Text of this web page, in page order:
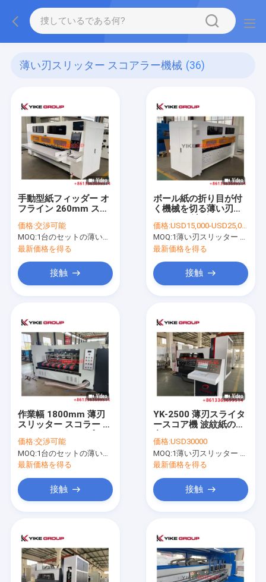
薄い刃スリッター スコアラー機械 (36)
手動型紙フィッダー オ
フライン 260mm スリ
GROUPから波紋
価格:交渉可能
MOQ:1台のセットの薄い刃スリッター スコアラー機械
最新価格を得る
接触
ボール紙の折り目が付
く機械を切る薄い刃
ー
価格:USD15,000-USD25,000
MOQ:1薄い刃スリッター スコアラー機械のためにセット
最新価格を得る
接触
作業幅 1800mm 薄刃
スリッター スコラー マ
の自動フィッダー
価格:交渉可能
MOQ:1台のセットの薄い刃スリッター スコアラー機械
最新価格を得る
接触
YK-2500 薄刃スライタ
ースコア機 波紋紙の生
価格:USD30000
MOQ:1薄い刃スリッター スコアラー機械のためにセット
最新価格を得る
接触